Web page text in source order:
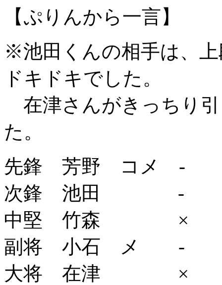
【ぷりんから一言】
※池田くんの相手は、
ドキドキでした。
在津さんがきっちり
た。
先鋒 芳野 コメ -
次鋒 池田
中堅 竹森 ×
副将 小石 メ -
大将 在津 ×